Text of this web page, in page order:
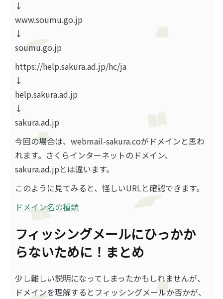
↓
www.soumu.go.jp
↓
soumu.go.jp
https://help.sakura.ad.jp/hc/ja
↓
help.sakura.ad.jp
↓
sakura.ad.jp
今回の場合は、webmail-sakura.coがドメインと思わ
れます。さくらインターネットのドメイン、
sakura.ad.jpとは違います。
このように見てみると、怪しいURLと確認できます。
ドメイン名の種類
フィッシングメールにひっかか
らないために！まとめ
少し難しい説明になってしまったかもしれませんが、
ドメインを理解するとフィッシングメールか否かが、